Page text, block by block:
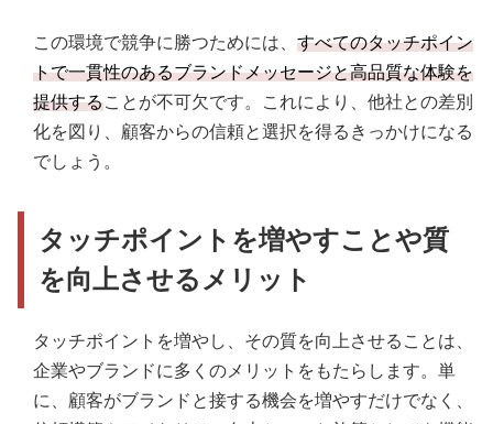
この環境で競争に勝つためには、 すべてのタッチポイン
トで一貫性のあるブランドメッセージと高品質な体験を
提供することが不可欠です。これにより、他社との差別
化を図り、顧客からの信頼と選択を得るきっかけになる
でしょう。
タッチポイントを増やすことや質
を向上させるメリット
タッチポイントを増やし、その質を向上させることは、
企業やブランドに多くのメリットをもたらします。単
に、顧客がブランドと接する機会を増やすだけでなく、